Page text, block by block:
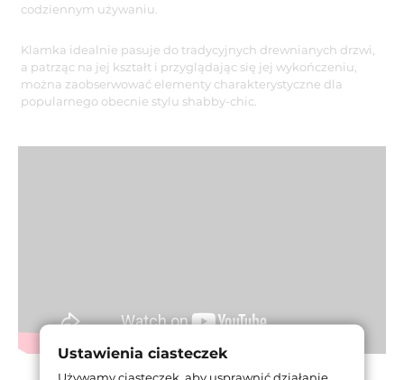
codziennym używaniu.
Klamka idealnie pasuje do tradycyjnych drewnianych drzwi,
a patrząc na jej kształt i przyglądając się jej wykończeniu,
można zaobserwować elementy charakterystyczne dla
popularnego obecnie stylu shabby-chic.
Ustawienia ciasteczek
Używamy ciasteczek, aby usprawnić działanie